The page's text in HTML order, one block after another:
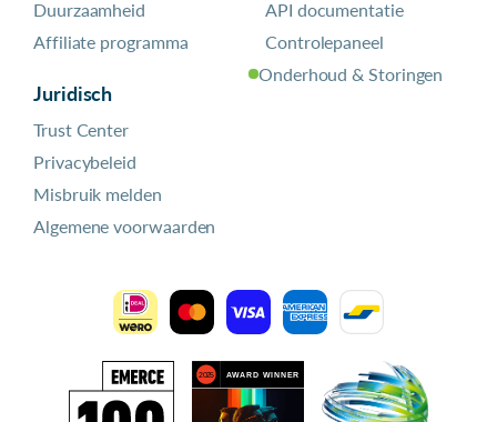
Duurzaamheid
Affiliate programma
Juridisch
Trust Center
Privacybeleid
Misbruik melden
Algemene voorwaarden
API documentatie
Controlepaneel
Onderhoud & Storingen